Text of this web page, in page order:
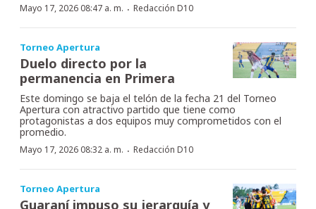
Mayo 17, 2026 08:47 a. m. · Redacción D10
Torneo Apertura
Duelo directo por la
permanencia en Primera
Este domingo se baja el telón de la fecha 21 del Torneo
Apertura con atractivo partido que tiene como
protagonistas a dos equipos muy comprometidos con el
promedio.
Mayo 17, 2026 08:32 a. m. · Redacción D10
Torneo Apertura
Guaraní impuso su jerarquía y